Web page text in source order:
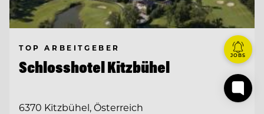
TOP ARBEITGEBER
Schlosshotel Kitzbühel
6370 Kitzbühel, Österreich
JOBS